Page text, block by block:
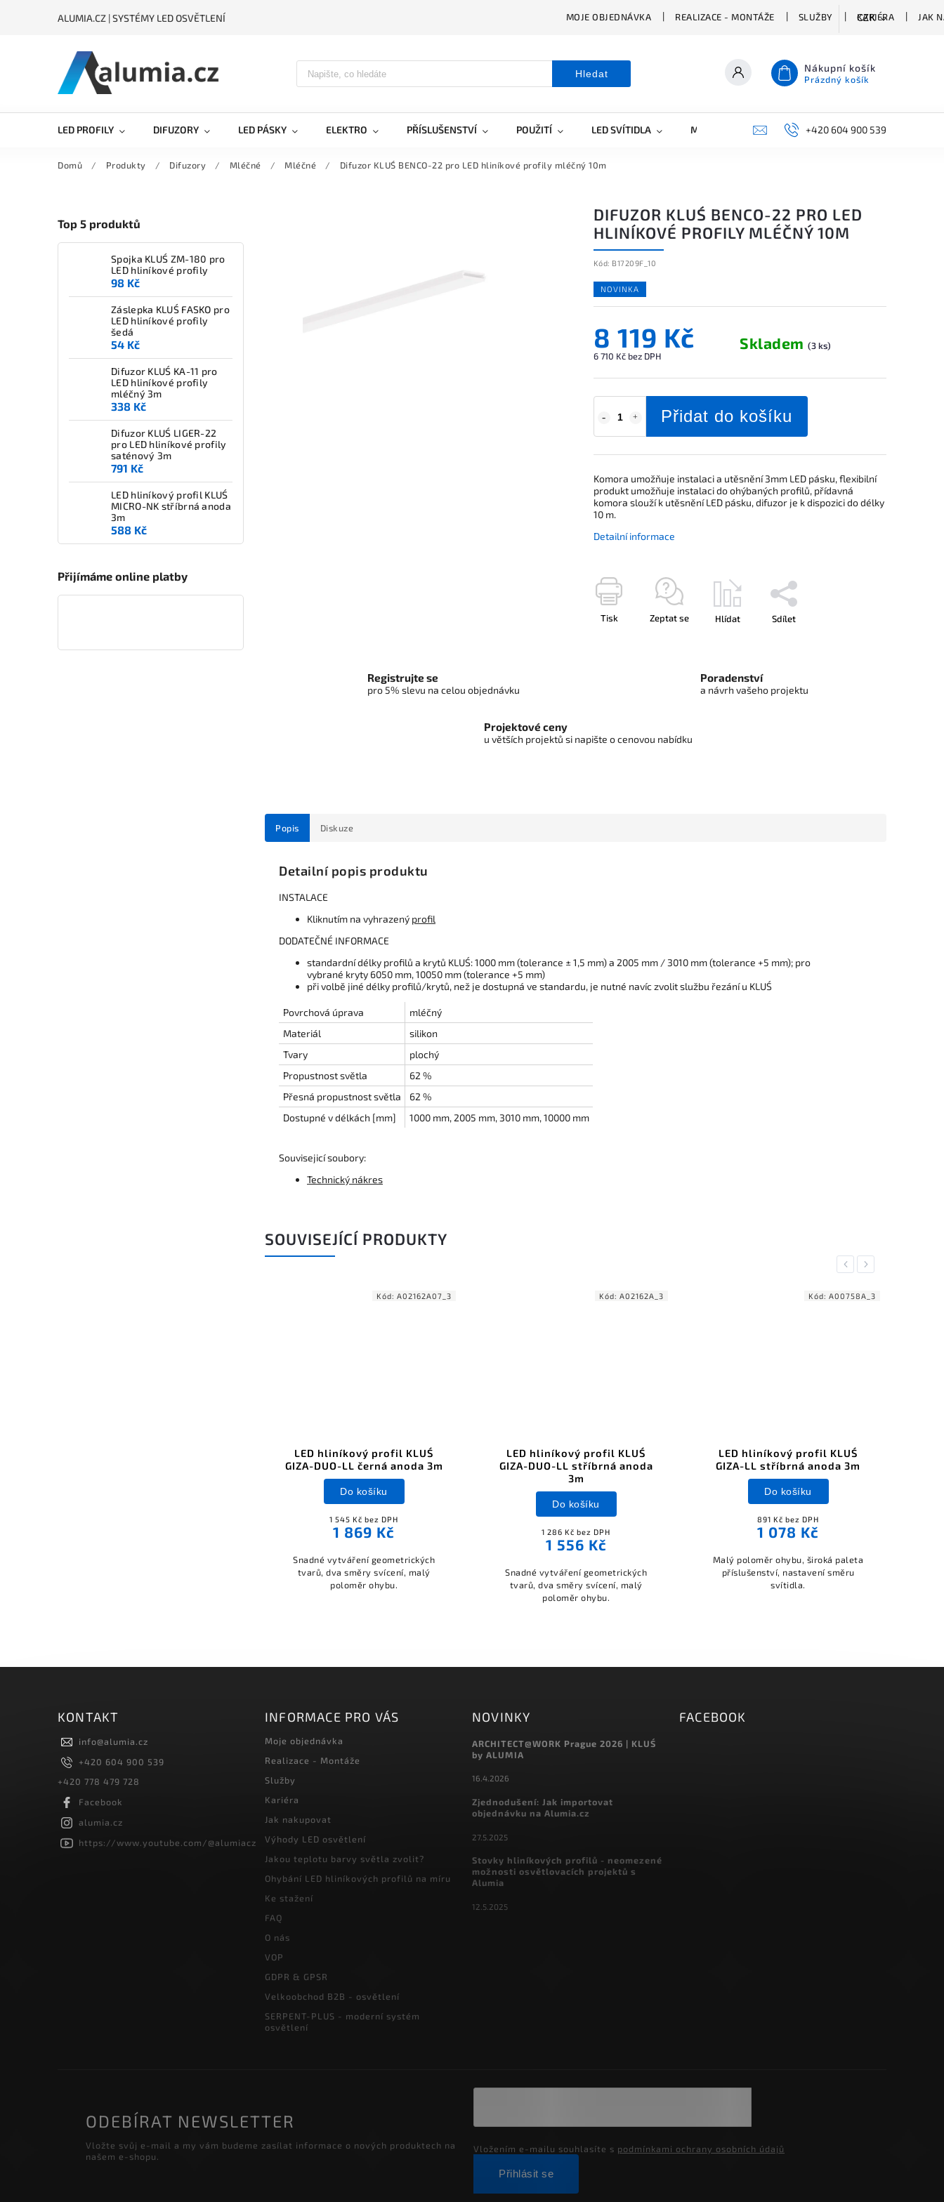
ALUMIA.CZ | SYSTÉMY LED OSVĚTLENÍ MOJE OBJEDNÁVKA REALIZACE - MONTÁŽE SLUŽBY KARIÉRA JAK
CZK
Hledat Nákupní košík
Prázdný košík
LED PROFILY DIFUZORY LED PÁSKY ELEKTRO PŘÍSLUŠENSTVÍ POUŽITÍ LED SVÍTIDLA MARKETING KONTAKTY+420 604 900 539
Domů / Produkty / Difuzory / Mléčné / Mléčné / Difuzor KLUŚ BENCO-22 pro LED hliníkové profily mléčný 10m
Top 5 produktů
Spojka KLUŚ ZM-180 pro
LED hliníkové profily
98 Kč
Záslepka KLUŚ FASKO pro
LED hliníkové profily
šedá
54 Kč
Difuzor KLUŚ KA-11 pro
LED hliníkové profily
mléčný 3m
338 Kč
Difuzor KLUŚ LIGER-22
pro LED hliníkové profily
saténový 3m
791 Kč
LED hliníkový profil KLUŚ
MICRO-NK stříbrná anoda
3m
588 Kč
Přijímáme online platby
DIFUZOR KLUŚ BENCO-22 PRO LED
HLINÍKOVÉ PROFILY MLÉČNÝ 10M
Kód: B17209F_10
NOVINKA
8 119 Kč
6 710 Kč bez DPH
Skladem(3 ks)
Přidat do košíku
Komora umožňuje instalaci a utěsnění 3mm LED pásku, flexibilní
produkt umožňuje instalaci do ohýbaných profilů, přídavná
komora slouží k utěsnění LED pásku, difuzor je k dispozici do délky
10 m.
Detailní informace
Tisk Zeptat se Hlídat Sdílet
Registrujte se
pro 5% slevu na celou objednávku
Poradenství
a návrh vašeho projektu
Projektové ceny
u větších projektů si napište o cenovou nabídku
Popis Diskuze
Detailní popis produktu
INSTALACE
Kliknutím na vyhrazený profil
DODATEČNÉ INFORMACE
standardní délky profilů a krytů KLUŚ: 1000 mm (tolerance ± 1,5 mm) a 2005 mm / 3010 mm (tolerance +5 mm); pro
vybrané kryty 6050 mm, 10050 mm (tolerance +5 mm)
při volbě jiné délky profilů/krytů, než je dostupná ve standardu, je nutné navíc zvolit službu řezání u KLUŚ
Povrchová úprava
mléčný
Materiál
silikon
Tvary
plochý
Propustnost světla
62 %
Přesná propustnost světla
62 %
Dostupné v délkách [mm]
1000 mm, 2005 mm, 3010 mm, 10000 mm
Souvisejicí soubory:
Technický nákres
SOUVISEJÍCÍ PRODUKTY
Previous
LED hliníkový profil KLUŚ
GIZA-DUO-LL černá anoda 3m
1 545 Kč bez DPH
1 869 Kč
Do košíku
Snadné vytváření geometrických
tvarů, dva směry svícení, malý
poloměr ohybu.
Kód: A02162A07_3
LED hliníkový profil KLUŚ
GIZA-DUO-LL stříbrná anoda
3m
1 286 Kč bez DPH
1 556 Kč
Do košíku
Snadné vytváření geometrických
tvarů, dva směry svícení, malý
poloměr ohybu.
Kód: A02162A_3
LED hliníkový profil KLUŚ
GIZA-LL stříbrná anoda 3m
891 Kč bez DPH
1 078 Kč
Do košíku
Malý poloměr ohybu, široká paleta
příslušenství, nastavení směru
svítidla.
Kód: A00758A_3
Next
KONTAKT
info@alumia.cz
+420 604 900 539
+420 778 479 728
Facebook
alumia.cz
https://www.youtube.com/@alumiacz
INFORMACE PRO VÁS
Moje objednávka
Realizace - Montáže
Služby
Kariéra
Jak nakupovat
Výhody LED osvětlení
Jakou teplotu barvy světla zvolit?
Ohybání LED hliníkových profilů na míru
Ke stažení
FAQ
O nás
VOP
GDPR & GPSR
Velkoobchod B2B - osvětlení
SERPENT-PLUS - moderní systém
osvětlení
NOVINKY
ARCHITECT@WORK Prague 2026 | KLUŚ
by ALUMIA
16.4.2026
Zjednodušení: Jak importovat
objednávku na Alumia.cz
27.5.2025
Stovky hliníkových profilů - neomezené
možnosti osvětlovacích projektů s
Alumia
12.5.2025
FACEBOOK
ODEBÍRAT NEWSLETTER
Vložte svůj e-mail a my vám budeme zasílat informace o nových produktech na
našem e-shopu.
Vložením e-mailu souhlasíte s podmínkami ochrany osobních údajů
Přihlásit se